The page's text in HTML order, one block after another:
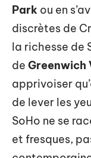
Park ou en
discrètes de
la richesse de
de Greenwich
apprivoiser
de lever les
SoHo ne se
et fresques,